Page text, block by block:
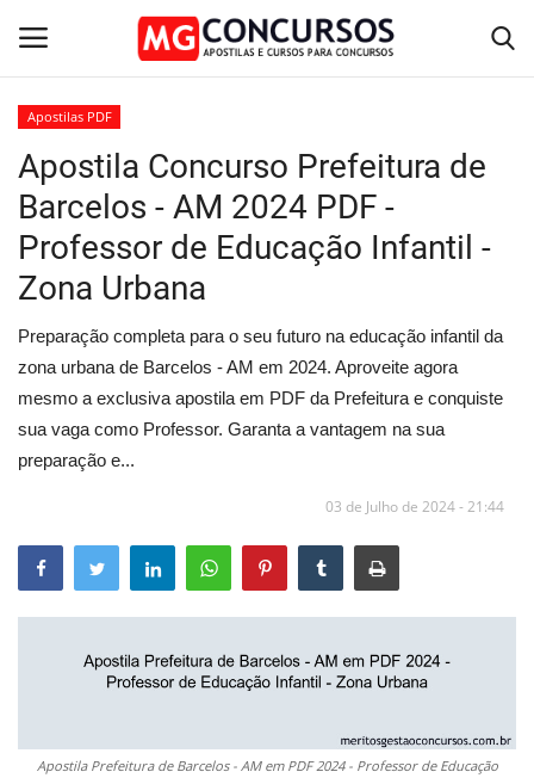
Home
Apostilas PDF
Apostila Impressa
Cursos Online
Combo Apostilas
Apostilas PDF
Apostila Concurso Prefeitura de
Barcelos - AM 2024 PDF -
Professor de Educação Infantil -
Zona Urbana
Preparação completa para o seu futuro na educação infantil da
zona urbana de Barcelos - AM em 2024. Aproveite agora
mesmo a exclusiva apostila em PDF da Prefeitura e conquiste
sua vaga como Professor. Garanta a vantagem na sua
preparação e...
03 de Julho de 2024 - 21:44
Apostila Prefeitura de Barcelos - AM em PDF 2024 - Professor de Educação